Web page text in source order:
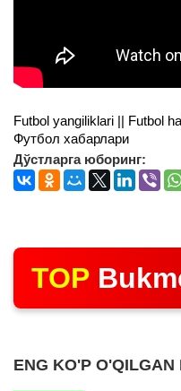
Futbol yangiliklari || Futbol
Футбол хабарлари
Дўстларга юборинг:
TOP
ENG KO'P O'QILGAN